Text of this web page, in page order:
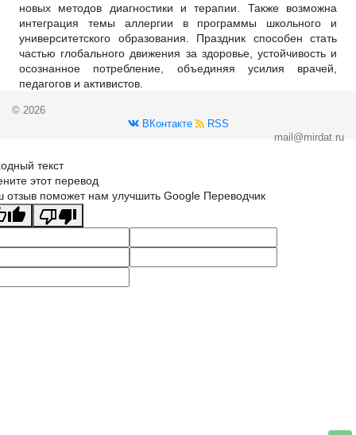
новых методов диагностики и терапии. Также возможна
интеграция темы аллергии в программы школьного и
университетского образования. Праздник способен стать
частью глобального движения за здоровье, устойчивость и
осознанное потребление, объединяя усилия врачей,
педагогов и активистов.
© 2026
ВКонтакте
RSS
mail@mirdat.ru
текст
этот перевод
отзыв поможет нам улучшить Google Переводчик